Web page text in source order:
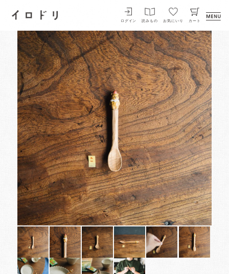
イロドリ
ログイン 読みもの お気にいり カート